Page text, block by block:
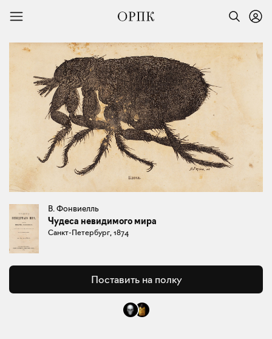
В. Фонвиелль
Чудеса невидимого мира
Санкт-Петербург, 1874
Поставить на полку